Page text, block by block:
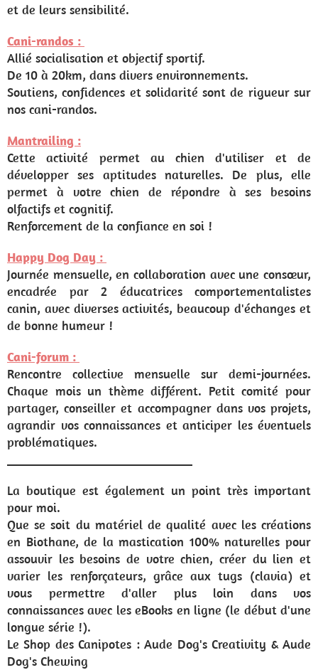
et de leurs sensibilité.
Cani-randos :
Allié socialisation et objectif sportif.
De 10 à 20km, dans divers environnements.
Soutiens, confidences et solidarité sont de rigueur sur
nos cani-randos.
Mantrailing :
Cette activité permet au chien d'utiliser et de
développer ses aptitudes naturelles. De plus, elle
permet à votre chien de répondre à ses besoins
olfactifs et cognitif.
Renforcement de la confiance en soi !
Happy Dog Day :
Journée mensuelle, en collaboration avec une consœur,
encadrée par 2 éducatrices comportementalistes
canin, avec diverses activités, beaucoup d'échanges et
de bonne humeur !
Cani-forum :
Rencontre collective mensuelle sur demi-journées.
Chaque mois un thème différent. Petit comité pour
partager, conseiller et accompagner dans vos projets,
agrandir vos connaissances et anticiper les éventuels
problématiques.
La boutique est également un point très important
pour moi.
Que se soit du matériel de qualité avec les créations
en Biothane, de la mastication 100% naturelles pour
assouvir les besoins de votre chien, créer du lien et
varier les renforçateurs, grâce aux tugs (clavia) et
vous permettre d'aller plus loin dans vos
connaissances avec les eBooks en ligne (le début d'une
longue série !).
Le Shop des Canipotes : Aude Dog's Creativity & Aude
Dog's Chewing